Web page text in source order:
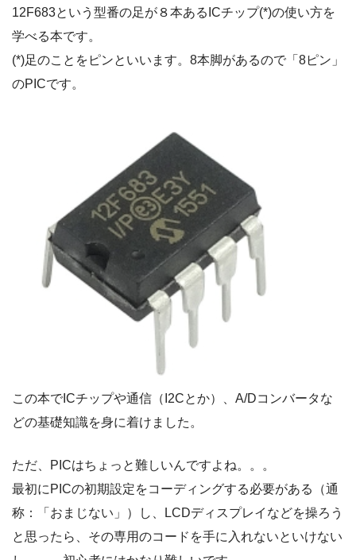
12F683という型番の足が８本あるICチップ(*)の使い方を
学べる本です。
(*)足のことをピンといいます。8本脚があるので「8ピン」
のPICです。
この本でICチップや通信（I2Cとか）、A/Dコンバータな
どの基礎知識を身に着けました。
ただ、PICはちょっと難しいんですよね。。。
最初にPICの初期設定をコーディングする必要がある（通
称：「おまじない」）し、LCDディスプレイなどを操ろう
と思ったら、その専用のコードを手に入れないといけない